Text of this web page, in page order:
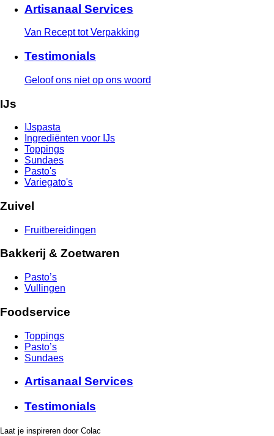
Artisanaal Services
Van Recept tot Verpakking
Testimonials
Geloof ons niet op ons woord
IJs
IJspasta
Ingrediënten voor IJs
Toppings
Sundaes
Pasto's
Variegato's
Zuivel
Fruitbereidingen
Bakkerij & Zoetwaren
Pasto’s
Vullingen
Foodservice
Toppings
Pasto’s
Sundaes
Artisanaal Services
Testimonials
Laat je inspireren door Colac